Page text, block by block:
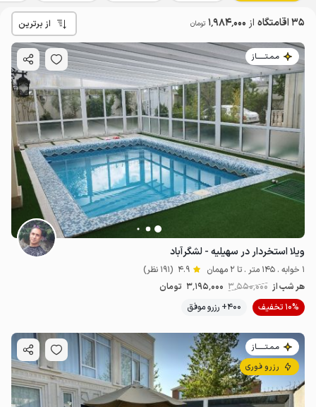
35 اقامتگاه از 1٬984٬000 تومان از برترین
مـمـتــــــاز
ویلا استخردار در سهیلیه - لشگرآباد
1 خوابه . 145 متر . تا 2 مهمان 4.9 (191 نظر)
هر شب از 3٬550٬000 3٬195٬000 تومان
10% تخفیف
400+ رزرو موفق
مـمـتــــــاز
رزرو فوری